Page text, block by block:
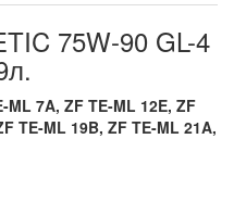
75W-90 GL-4
ML 7A, ZF TE-ML 12E, ZF
TE-ML 19B, ZF TE-ML 21A,